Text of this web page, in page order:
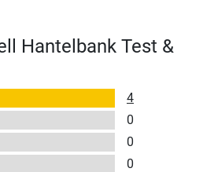
Hantelbank Test &
4
0
0
0